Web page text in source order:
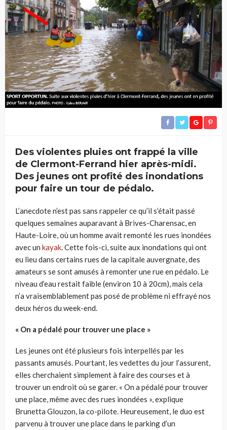
Des violentes pluies ont frappé la ville
de Clermont-Ferrand hier après-midi.
Des jeunes ont profité des inondations
pour faire un tour de pédalo.
L’anecdote n’est pas sans rappeler ce qu’il s’était passé
quelques semaines auparavant à Brives-Charensac, en
Haute-Loire, où un homme avait remonté les rues inondées
avec un kayak. Cette fois-ci, suite aux inondations qui ont
eu lieu dans certains rues de la capitale auvergnate, des
amateurs se sont amusés à remonter une rue en pédalo. Le
niveau d’eau restait faible (environ 10 à 20cm), mais cela
n’a vraisemblablement pas posé de problème ni effrayé nos
deux héros du week-end.
« On a pédalé pour trouver une place »
Les jeunes ont été plusieurs fois interpellés par les
passants amusés. Pourtant, les vedettes du jour l’assurent,
elles cherchaient simplement à faire des courses et à
trouver un endroit où se garer. « On a pédalé pour trouver
une place, même avec des rues inondées », explique
Brunetta Glouzon, la co-pilote. Heureusement, le duo est
parvenu à trouver une place dans le parking d’un